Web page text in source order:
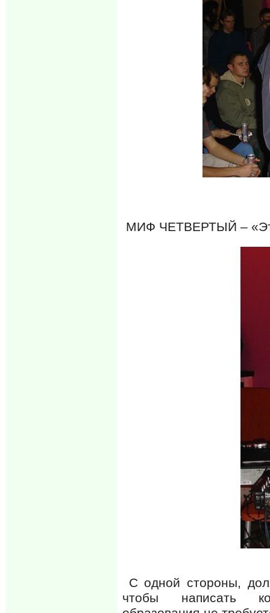
МИФ ЧЕТВЕРТЫЙ –
С одной стороны,
чтобы написать